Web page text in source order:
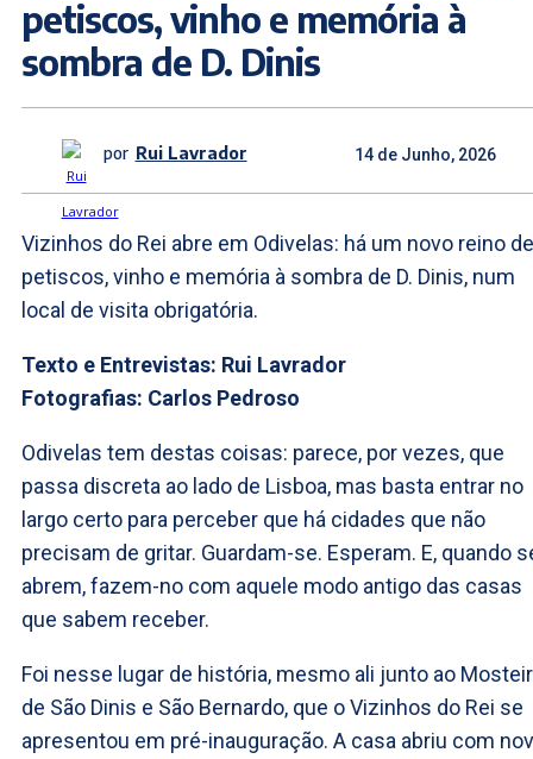
petiscos, vinho e memória à
sombra de D. Dinis
por Rui Lavrador 14 de Junho, 2026
Vizinhos do Rei abre em Odivelas: há um novo reino de
petiscos, vinho e memória à sombra de D. Dinis, num
local de visita obrigatória.
Texto e Entrevistas: Rui Lavrador
Fotografias: Carlos Pedroso
Odivelas tem destas coisas: parece, por vezes, que
passa discreta ao lado de Lisboa, mas basta entrar no
largo certo para perceber que há cidades que não
precisam de gritar. Guardam-se. Esperam. E, quando
abrem, fazem-no com aquele modo antigo das casas
que sabem receber.
Foi nesse lugar de história, mesmo ali junto ao
de São Dinis e São Bernardo, que o Vizinhos do Rei se
apresentou em pré-inauguração. A casa abriu com